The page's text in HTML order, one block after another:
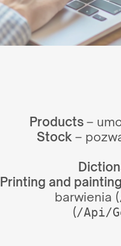
Products –
Stock –
Printing and
barwienia (
(/Api/